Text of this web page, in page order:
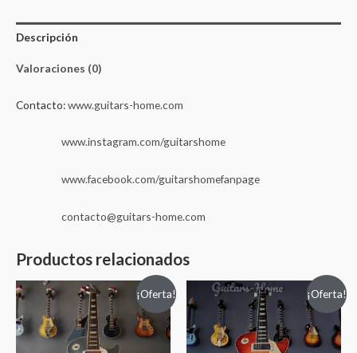
Ron
-
White
Descripción
Valoraciones (0)
Contacto:www.guitars-home.com
www.instagram.com/guitarshome
www.facebook.com/guitarshomefanpage
contacto@guitars-home.com
Productos relacionados
¡Oferta! ¡Oferta!